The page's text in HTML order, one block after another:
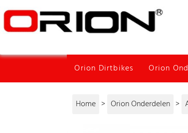
Orion Dirtbikes Orion
Home > Orion Onderdelen >